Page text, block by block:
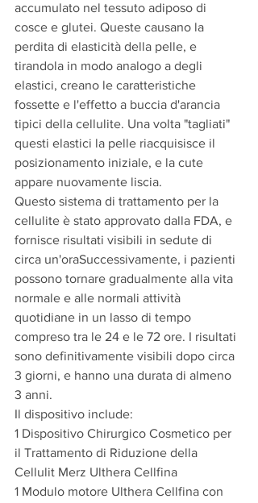
accumulato nel tessuto adiposo di
cosce e glutei. Queste causano la
perdita di elasticità della pelle, e
tirandola in modo analogo a degli
elastici, creano le caratteristiche
fossette e l'effetto a buccia d'arancia
tipici della cellulite. Una volta "tagliati"
questi elastici la pelle riacquisisce il
posizionamento iniziale, e la cute
appare nuovamente liscia.
Questo sistema di trattamento per la
cellulite è stato approvato dalla FDA, e
fornisce risultati visibili in sedute di
circa un'oraSuccessivamente, i pazienti
possono tornare gradualmente alla vita
normale e alle normali attività
quotidiane in un lasso di tempo
compreso tra le 24 e le 72 ore. I risultati
sono definitivamente visibili dopo circa
3 giorni, e hanno una durata di almeno
3 anni.
Il dispositivo include:
1 Dispositivo Chirurgico Cosmetico per
il Trattamento di Riduzione della
Cellulit Merz Ulthera Cellfina
1 Modulo motore Ulthera Cellfina con